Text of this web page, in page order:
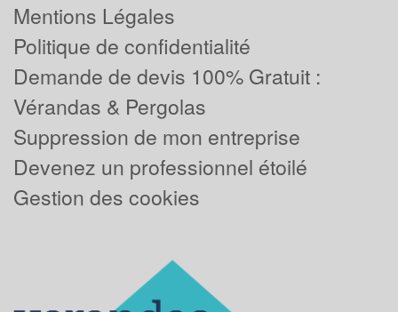
Mentions Légales
Politique de confidentialité
Demande de devis 100% Gratuit :
Vérandas & Pergolas
Suppression de mon entreprise
Devenez un professionnel étoilé
Gestion des cookies